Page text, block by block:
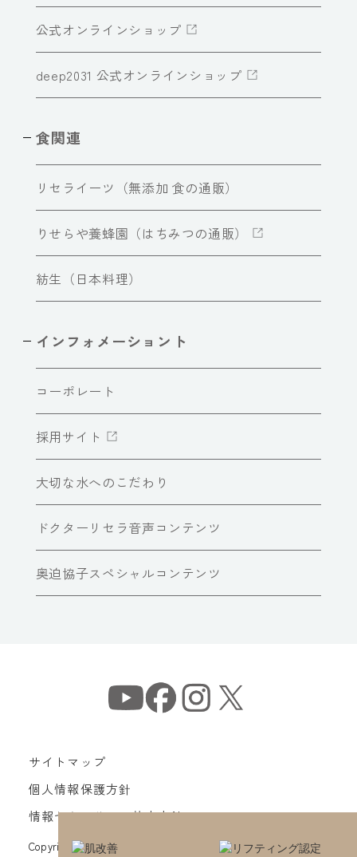
公式オンラインショップ
deep2031 公式オンラインショップ
食関連
リセライーツ（無添加 食の通販）
りせらや養蜂園（はちみつの通販）
紡生（日本料理）
インフォメーショント
コーポレート
採用サイト
大切な水へのこだわり
ドクターリセラ音声コンテンツ
奥迫協子スペシャルコンテンツ
サイトマップ
個人情報保護方針
情報セキュリティ基本方針
Copyright© Dr Recella All Rights Reserved.